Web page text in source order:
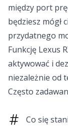
między port
będziesz mógł
przydatnego
Funkcję Lexus
aktywować i
niezależnie od
Często
Co się